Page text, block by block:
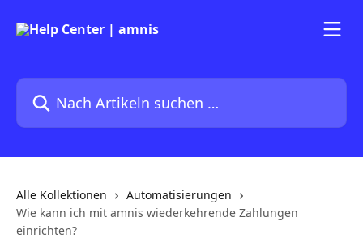
Nach Artikeln suchen …
Alle Kollektionen
Automatisierungen
Wie kann ich mit amnis wiederkehrende Zahlungen
einrichten?